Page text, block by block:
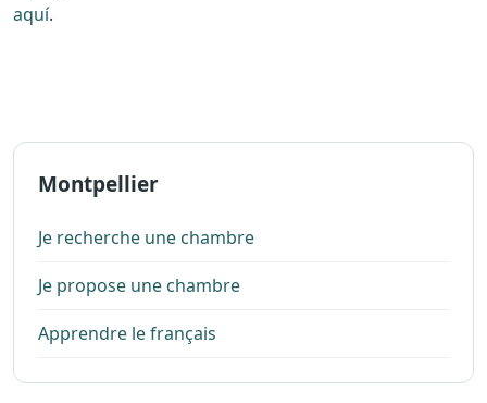
aquí.
Montpellier
Je recherche une chambre
Je propose une chambre
Apprendre le français